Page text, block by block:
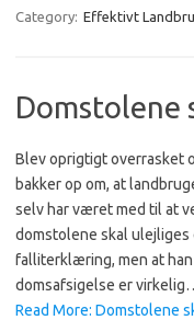
Category: Effektivt
Domstolene
Blev oprigtigt overrasket
bakker op om, at
selv har været med til at
domstolene skal
falliterklæring, men at
domsafsigelse er
Read More: Domstolene